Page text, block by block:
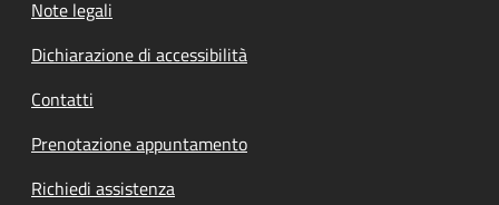
Note legali
Dichiarazione di accessibilità
Contatti
Prenotazione appuntamento
Richiedi assistenza